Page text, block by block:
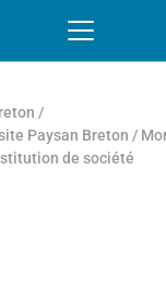
/
Paysan Breton /
de société